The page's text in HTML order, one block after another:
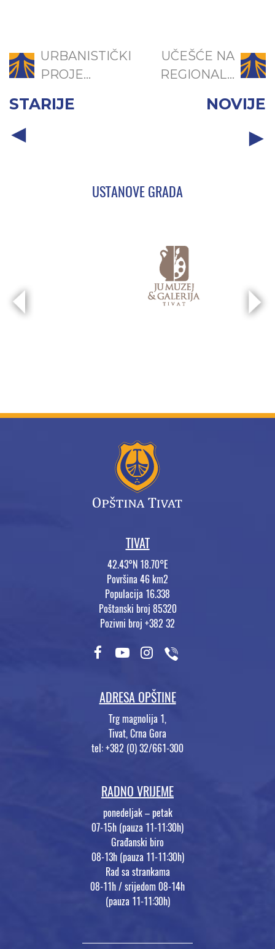
URBANISTIČKI
PROJE...
STARIJE
UČEŠĆE NA
REGIONAL...
NOVIJE
USTANOVE GRADA
TIVAT
42.43°N 18.70°E
Površina 46 km2
Populacija 16.338
Poštanski broj 85320
Pozivni broj +382 32
ADRESA OPŠTINE
Trg magnolija 1,
Tivat, Crna Gora
tel: +382 (0) 32/661-300
RADNO VRIJEME
ponedeljak – petak
07-15h (pauza 11-11:30h)
Građanski biro
08-13h (pauza 11-11:30h)
Rad sa strankama
08-11h / srijedom 08-14h
(pauza 11-11:30h)